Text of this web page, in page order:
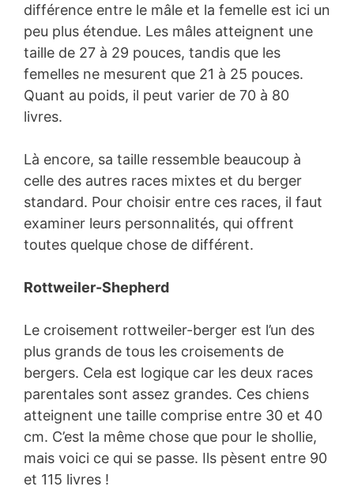
différence entre le mâle et la femelle est ici un
peu plus étendue. Les mâles atteignent une
taille de 27 à 29 pouces, tandis que les
femelles ne mesurent que 21 à 25 pouces.
Quant au poids, il peut varier de 70 à 80
livres.
Là encore, sa taille ressemble beaucoup à
celle des autres races mixtes et du berger
standard. Pour choisir entre ces races, il faut
examiner leurs personnalités, qui offrent
toutes quelque chose de différent.
Rottweiler-Shepherd
Le croisement rottweiler-berger est l’un des
plus grands de tous les croisements de
bergers. Cela est logique car les deux races
parentales sont assez grandes. Ces chiens
atteignent une taille comprise entre 30 et 40
cm. C’est la même chose que pour le shollie,
mais voici ce qui se passe. Ils pèsent entre 90
et 115 livres !